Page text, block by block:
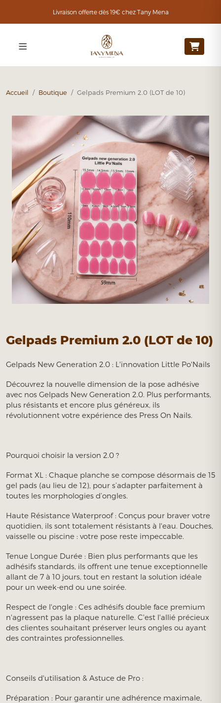
Livraison offerte dès 19€ chez Tany Mena
Accueil / Boutique / Gelpads Premium 2.0 (LOT de 10)
Gelpads Premium 2.0 (LOT de 10)
Gelpads New Generation 2.0 : L'innovation Little Po'Nails
Découvrez la nouvelle dimension de la pose adhésive
avec nos Gelpads New Generation 2.0. Plus performants,
plus résistants et encore plus généreux, ils
révolutionnent votre expérience des Press On Nails.
Pourquoi choisir la version 2.0 ?
Format XL : Chaque planche se compose désormais de 15
gel pads (au lieu de 12), pour s’adapter parfaitement à
toutes les morphologies d’ongles.
Haute Résistance Waterproof : Conçus pour braver votre
quotidien, ils sont totalement résistants à l'eau. Douches,
vaisselle ou piscine : votre pose reste impeccable.
Tenue Longue Durée : Bien plus performants que les
adhésifs standards, ils offrent une tenue exceptionnelle
allant de 7 à 10 jours, tout en restant la solution idéale
pour un week-end ou une soirée.
Respect de l'ongle : Ces adhésifs double face premium
n'agressent pas la plaque naturelle. C'est l'allié précieux
des clientes souhaitant préserver leurs ongles ou ayant
des contraintes professionnelles.
Conseils d'utilisation & Astuce de Pro :
Préparation : Pour garantir une adhérence maximale,